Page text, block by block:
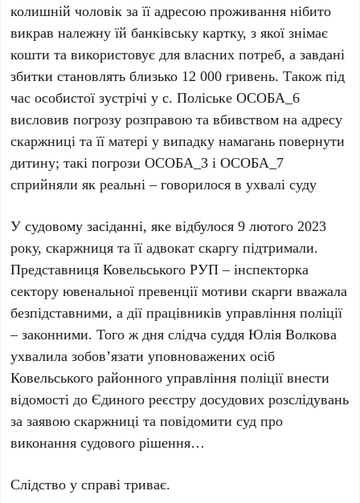
колишній чоловік за її адресою проживання нібито
викрав належну їй банківську картку, з якої знімає
кошти та використовує для власних потреб, а завдані
збитки становлять близько 12 000 гривень. Також під
час особистої зустрічі у с. Поліське ОСОБА_6
висловив погрозу розправою та вбивством на адресу
скаржниці та її матері у випадку намагань повернути
дитину; такі погрози ОСОБА_3 і ОСОБА_7
сприйняли як реальні – говорилося в ухвалі суду
У судовому засіданні, яке відбулося 9 лютого 2023
року, скаржниця та її адвокат скаргу підтримали.
Представниця Ковельського РУП – інспекторка
сектору ювенальної превенції мотиви скарги вважала
безпідставними, а дії працівників управління поліції
– законними. Того ж дня слідча суддя Юлія Волкова
ухвалила зобов’язати уповноважених осіб
Ковельського районного управління поліції внести
відомості до Єдиного реєстру досудових розслідувань
за заявою скаржниці та повідомити суд про
виконання судового рішення…
Слідство у справі триває.